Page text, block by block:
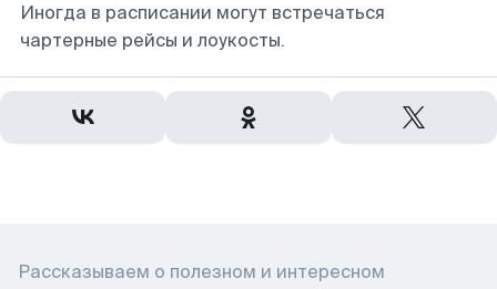
Иногда в расписании могут встречаться
чартерные рейсы и лоукосты.
Рассказываем о полезном и интересном